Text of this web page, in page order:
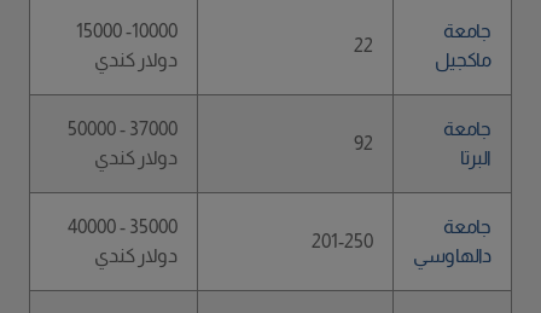
جامعة
ماكجيل
22
10000- 15000
دولار كندي
جامعة
البرتا
92
37000 - 50000
دولار كندي
جامعة
دالهاوسي
201-250
35000 - 40000
دولار كندي